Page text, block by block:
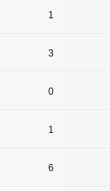
1
3
0
1
6